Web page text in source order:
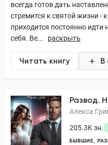
всегда готов дать
стремится к святой жизни -
приходится постоянно идти
себя. Ве...
раскрыть
Читать книгу В
Развод.
Алекса
205.3K зн.
БЫВШИЕ